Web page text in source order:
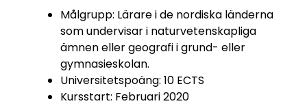
Målgrupp: Lärare i de nordiska länderna
som undervisar i naturvetenskapliga
ämnen eller geografi i grund- eller
gymnasieskolan.
Universitetspoäng: 10 ECTS
Kursstart: Februari 2020